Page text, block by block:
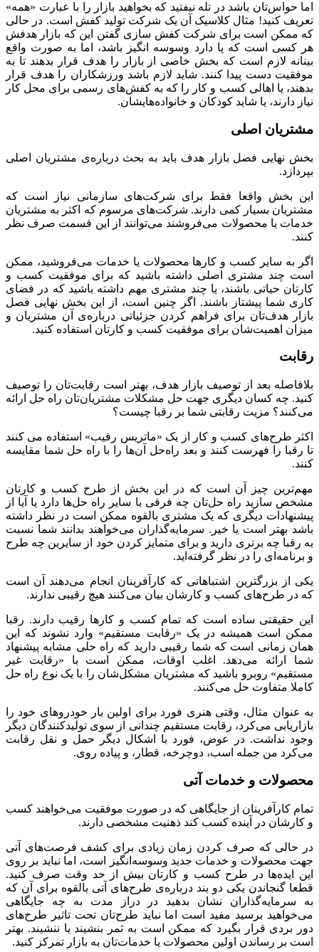
اما حواس‌تان باشد در تله نیفتید که بخواهید بازار را با عبارت «همه»
تعریف کنید! مثال کلاسیک آن یک شرکت تولید کفش است. در حالی
که ممکن است برای شرکت کفش سازی گفتن این که بازار هدفش
هر کسی است که پا دارد وسوسه انگیز باشد، اما به صورت واقع
بینانه لازم است که بخش خاصی از بازار را هدف قرار بدهند تا به
موفقیت دست پیدا کنند. شاید لازم باشد ورزشکاران را هدف قرار
بدهند، یا اهالی کسب و کار را که به کفش‌های رسمی برای محل کار
نیاز دارند، یا شاید کودکان و خانواده‌هایشان.
مشتریان اصلی
بخش نهایی فصل بازار هدف باید به بحث درباره‌ی مشتریان اصلی
بپردازد.
این بخش واقعا فقط برای شرکت‌های سازمانی نیاز است که
مشتریان بسیار کمی دارند. شرکت‌های مرسوم که اکثر به مشتریان
خدمات یا محصولات می‌فروشند می‌توانند از این قسمت صرف نظر
کنند.
اگر به سایر کسب و کارها محصولات یا خدمات می‌فروشید، ممکن
است چند مشتری اصلی داشته باشید که برای موفقیت کسب و
کارتان حیاتی باشند، یا چند مشتری مهم داشته باشید که در فضای
کاری شما پیشتاز باشند. اگر چنین است، از این بخش نهایی فصل
بازار هدف‌تان برای فراهم کردن جزئیاتی درباره‌ی آن مشتریان و
میزان اهمیت‌شان برای موفقیت کسب و کارتان استفاده کنید.
رقابت
بلافاصله بعد از توصیف بازار هدف، بهتر است رقابت‌تان را توصیف
کنید. چه کسان دیگری جهت حل مشکلات مشتریان‌تان راه‌ حل ارائه
می‌کنند؟ مزیت رقابتی شما بر رقبا چیست؟
اکثر طرح‌های کسب و کار از یک «ماتریس رقیب» استفاده می کنند
تا رقبا را فهرست کنند و بعد راه‌حل آن‌ها را با راه‌ حل شما مقایسه
کنند.
مهم‌ترین چیز آن است که در این بخش از طرح کسب و کارتان
مشخص سازید راه حل‌تان چه فرقی با سایر راه حل‌ها دارد یا آیا از
پیشنهادات دیگری که یک مشتری بالقوه ممکن است در نظر داشته
باشد بهتر است یا خیر. سرمایه‌گذاران می‌خواهند بدانند شما نسبت
به رقبا چه برتری دارید و برای متمایز کردن خود از سایرین چه طرح
و برنامه‌ای را در نظر گرفته‌اید.
یکی از بزرگترین اشتباهاتی که کارآفرینان انجام می‌دهند آن است
که در طرح‌های کسب و کارشان بیان می‌کنند هیچ رقیبی ندارند.
این حقیقتی ساده است که تمام کسب و کارها رقیب دارند. رقبا
ممکن است همیشه در یک «رقابت مستقیم» وارد نشوند که این
همان زمانی است که شما رقیبی دارید که راه حلی مشابه پیشنهاد
شما ارائه می‌دهد. اغلب اوقات، ممکن است با «رقابت غیر
مستقیم» روبرو باشید که مشتریان مشکل‌شان را با یک نوع راه حل
کاملا متفاوت حل می‌کنند.
به عنوان مثال، وقتی هنری فورد برای اولین بار خودروهای خود را
بازاریابی می‌کرد، رقابت مستقیم چندانی از سوی تولیدکنندگان دیگر
وجود نداشت. در عوض، فورد با اشکال دیگر حمل و نقل رقابت
می‌کرد من جمله اسب، دوچرخه، قطار، و پیاده روی.
محصولات و خدمات آتی
تمام کارآفرینان از جایگاهی که در صورت موفقیت می‌خواهند کسب
و کارشان در آینده کسب کند ذهنیت مشخصی دارند.
در حالی که صرف کردن زمان زیادی برای کشف فرصت‌های آتی
جهت محصولات و خدمات جدید وسوسه‌انگیز است، اما نباید بر روی
این ایده‌ها در طرح کسب و کارتان بیش از حد وقت صرف کنید.
قطعا گنجاندن یکی دو بند درباره‌ی طرح‌های آتی بالقوه برای آن که
به سرمایه‌گذاران نشان بدهید در دراز مدت به چه جایگاهی
می‌خواهید برسید مفید است اما نباید طرح‌تان تحت تاثیر طرح‌های
دور بردی قرار بگیرد که ممکن است به ثمر بنشیند یا ننشیند. بهتر
است بر رساندن اولین محصولات یا خدمات‌تان به بازار تمرکز کنید.